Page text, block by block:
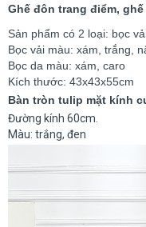
Ghế đôn trang điểm,
Sản phẩm có 2 loại: bọc
Bọc vải màu: xám, trắng,
Bọc da màu: xám, caro
Kích thước: 43x43x55cm
Bàn tròn tulip mặt kính
Đường kính 60cm.
Màu: trắng, đen